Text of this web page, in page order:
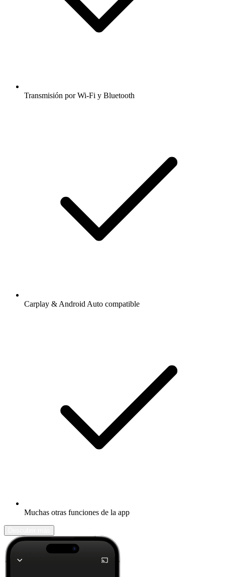
Transmisión por Wi-Fi y Bluetooth
Carplay & Android Auto compatible
Muchas otras funciones de la app